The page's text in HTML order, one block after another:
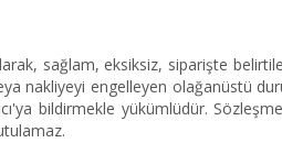
sağlam, eksiksiz, siparişte
nakliyeyi engelleyen olağanüstü
bildirmekle yükümlüdür.